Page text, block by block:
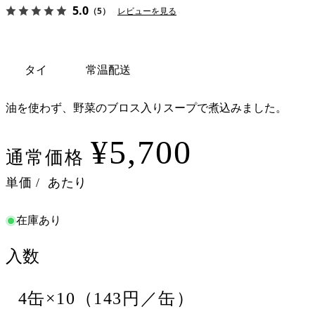
5.0 （5） レビューを見る
タイ 常温配送
油を使わず、野菜のブロス入りスープで煮込みました。
通常価格 ¥5,700
単価 / あたり
在庫あり
入数
4缶×10（143円／缶）